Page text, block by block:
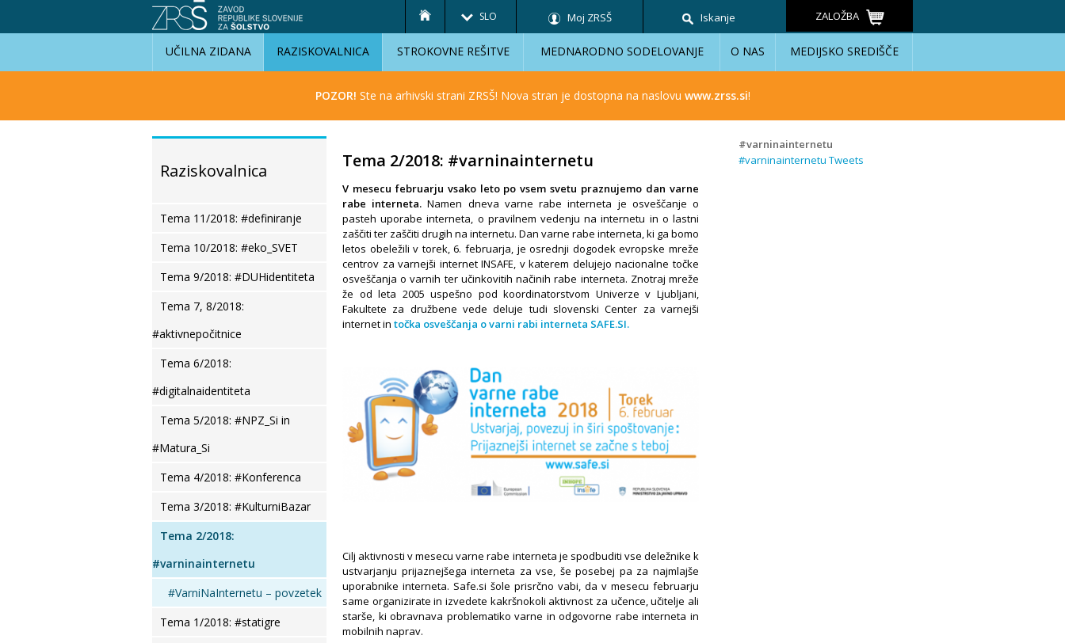
SLO Moj ZRSŠ Iskanje ZALOŽBA
UČILNA ZIDANA RAZISKOVALNICA STROKOVNE REŠITVE MEDNARODNO SODELOVANJE O NAS MEDIJSKO SREDIŠČE
POZOR! Ste na arhivski strani ZRSŠ! Nova stran je dostopna na naslovu www.zrss.si!
Raziskovalnica
Tema 11/2018: #definiranje
Tema 10/2018: #eko_SVET
Tema 9/2018: #DUHidentiteta
Tema 7, 8/2018:
#aktivnepočitnice
Tema 6/2018:
#digitalnaidentiteta
Tema 5/2018: #NPZ_Si in
#Matura_Si
Tema 4/2018: #Konferenca
Tema 3/2018: #KulturniBazar
Tema 2/2018:
#varninainternetu
#VarniNaInternetu – povzetek
Tema 1/2018: #statigre
Tema 2/2018: #varninainternetu
V mesecu februarju vsako leto po vsem svetu praznujemo dan varne
rabe interneta. Namen dneva varne rabe interneta je osveščanje o
pasteh uporabe interneta, o pravilnem vedenju na internetu in o lastni
zaščiti ter zaščiti drugih na internetu. Dan varne rabe interneta, ki ga bomo
letos obeležili v torek, 6. februarja, je osrednji dogodek evropske mreže
centrov za varnejši internet INSAFE, v katerem delujejo nacionalne točke
osveščanja o varnih ter učinkovitih načinih rabe interneta. Znotraj mreže
že od leta 2005 uspešno pod koordinatorstvom Univerze v Ljubljani,
Fakultete za družbene vede deluje tudi slovenski Center za varnejši
internet in točka osveščanja o varni rabi interneta SAFE.SI.
Cilj aktivnosti v mesecu varne rabe interneta je spodbuditi vse deležnike k
ustvarjanju prijaznejšega interneta za vse, še posebej pa za najmlajše
uporabnike interneta. Safe.si šole prisrčno vabi, da v mesecu februarju
same organizirate in izvedete kakršnokoli aktivnost za učence, učitelje ali
starše, ki obravnava problematiko varne in odgovorne rabe interneta in
mobilnih naprav.
#varninainternetu
#varninainternetu Tweets